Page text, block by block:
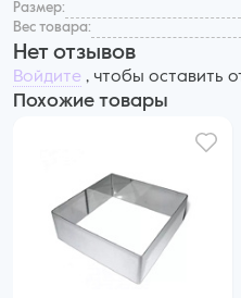
Размер:
Вес товара:
Нет отзывов
Войдите , чтобы оставить
Похожие товары